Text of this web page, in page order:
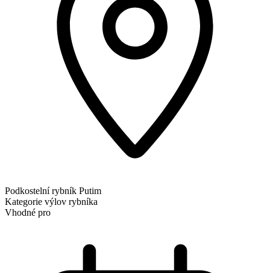
Podkostelní rybník Putim
Kategorie výlov rybníka
Vhodné pro